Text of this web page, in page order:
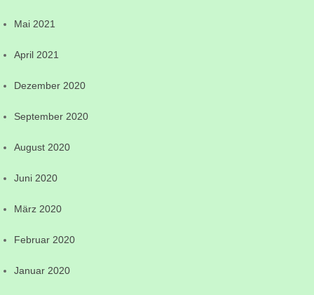
Mai 2021
April 2021
Dezember 2020
September 2020
August 2020
Juni 2020
März 2020
Februar 2020
Januar 2020